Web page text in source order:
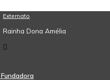
Externato
Rainha Dona Amélia